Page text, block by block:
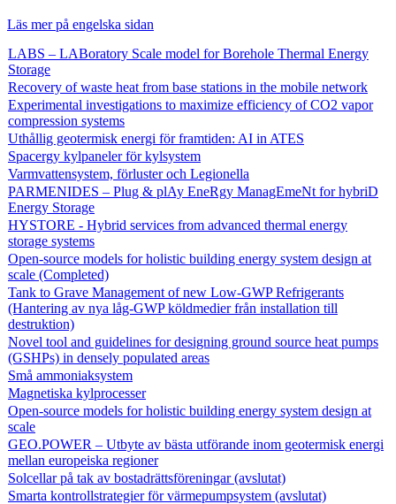
Läs mer på engelska sidan
LABS – LABoratory Scale model for Borehole Thermal Energy
Storage
Recovery of waste heat from base stations in the mobile network
Experimental investigations to maximize efficiency of CO2 vapor
compression systems
Uthållig geotermisk energi för framtiden: AI in ATES
Spacergy kylpaneler för kylsystem
Varmvattensystem, förluster och Legionella
PARMENIDES – Plug & plAy EneRgy ManagEmeNt for hybriD
Energy Storage
HYSTORE - Hybrid services from advanced thermal energy
storage systems
Open-source models for holistic building energy system design at
scale (Completed)
Tank to Grave Management of new Low-GWP Refrigerants
(Hantering av nya låg-GWP köldmedier från installation till
destruktion)
Novel tool and guidelines for designing ground source heat pumps
(GSHPs) in densely populated areas
Små ammoniaksystem
Magnetiska kylprocesser
Open-source models for holistic building energy system design at
scale
GEO.POWER – Utbyte av bästa utförande inom geotermisk energi
mellan europeiska regioner
Solcellar på tak av bostadrättsföreningar (avslutat)
Smarta kontrollstrategier för värmepumpsystem (avslutat)